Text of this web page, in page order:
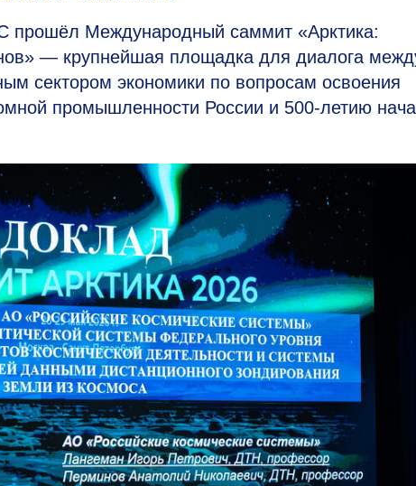
прошёл Международный саммит «Арктика:
— крупнейшая площадка для диалога
сектором экономики по вопросам освоения
промышленности России и 500-летию